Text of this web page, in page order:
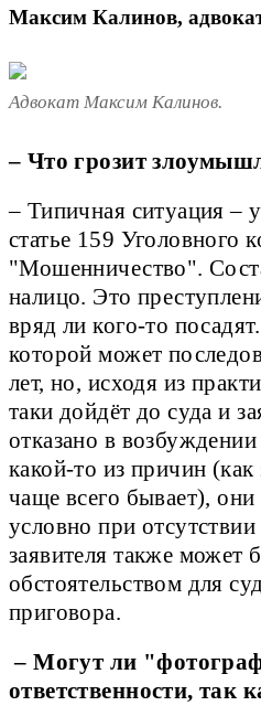
Максим Калинов,
Адвокат Максим Калинов.
– Что грозит
– Типичная ситуация –
статье 159 Уголовного
"Мошенничество".
налицо. Это
вряд ли кого-то
которой может
лет, но, исходя из
таки дойдёт до суда и
отказано в
какой-то из причин
чаще всего бывает), они
условно при
заявителя также
обстоятельством для
приговора.
– Могут ли
ответственности, так